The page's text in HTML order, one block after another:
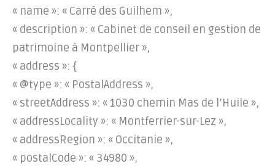
« name »: « Carré des Guilhem »,
« description »: « Cabinet de conseil en gestion de
patrimoine à Montpellier »,
« address »: {
« @type »: « PostalAddress »,
« streetAddress »: « 1030 chemin Mas de l’Huile »,
« addressLocality »: « Montferrier-sur-Lez »,
« addressRegion »: « Occitanie »,
« postalCode »: « 34980 »,